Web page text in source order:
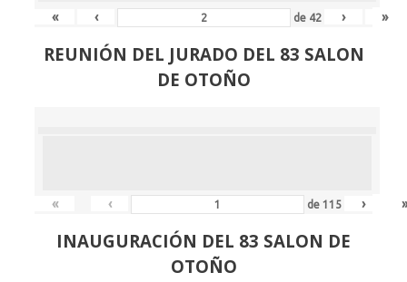
« ‹ de 42 › »
REUNIÓN DEL JURADO DEL 83 SALON
DE OTOÑO
« ‹ de115 ›
INAUGURACIÓN DEL 83 SALON DE
OTOÑO